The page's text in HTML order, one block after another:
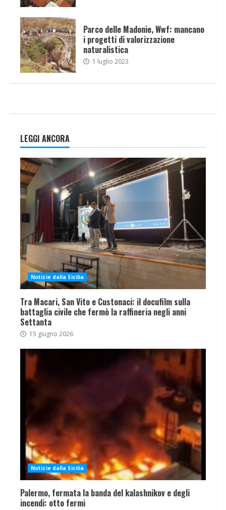
Parco delle Madonie, Wwf: mancano
i progetti di valorizzazione
naturalistica
1 luglio 2023
LEGGI ANCORA
Notizie dalla Sicilia
Tra Macari, San Vito e Custonaci: il docufilm sulla
battaglia civile che fermò la raffineria negli anni
Settanta
15 giugno 2026
Notizie dalla Sicilia
Palermo, fermata la banda del kalashnikov e degli
incendi: otto fermi